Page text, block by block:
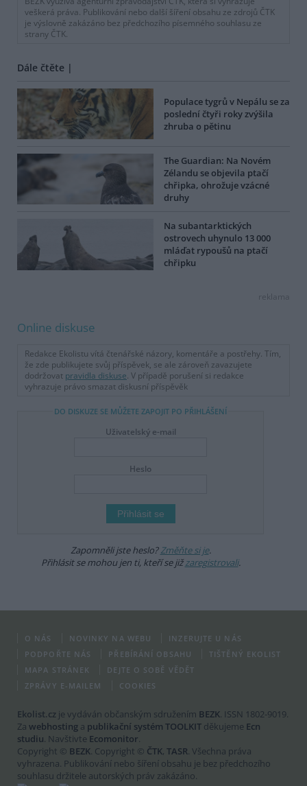
veškerá práva. Publikování nebo další šíření obsahu ze zdrojů ČTK
je výslovně zakázáno bez předchozího písemného souhlasu ze
strany ČTK.
Dále čtěte |
Populace tygrů v Nepálu se za
poslední čtyři roky zvýšila
zhruba o pětinu
The Guardian: Na Novém
Zélandu se objevila ptačí
chřipka, ohrožuje vzácné
druhy
Na subantarktických
ostrovech uhynulo 13 000
mláďat rypoušů na ptačí
chřipku
reklama
Online diskuse
Redakce Ekolistu vítá čtenářské názory, komentáře a postřehy. Tím,
že zde publikujete svůj příspěvek, se ale zároveň zavazujete
dodržovat pravidla diskuse. V případě porušení si redakce
vyhrazuje právo smazat diskusní příspěvěk
DO DISKUZE SE MŮŽETE ZAPOJIT PO PŘIHLÁŠENÍ
Uživatelský e-mail
Heslo
Zapomněli jste heslo?Změňte si je.
Přihlásit se mohou jen ti, kteří se jižzaregistrovali.
O NÁS NOVINKY NA WEBU
INZERUJTE U NÁS
PODPOŘTE NÁS
PŘEBÍRÁNÍ OBSAHU
TIŠTĚNÝ EKOLIST
MAPA STRÁNEK
DEJTE O SOBĚ VĚDĚT
ZPRÁVY E-MAILEM
COOKIES
Ekolist.cz je vydáván občanským sdružením BEZK. ISSN 1802-9019.
Za webhosting a publikační systém TOOLKIT děkujeme Ecn
studiu. Navštivte Ecomonitor.
Copyright © BEZK. Copyright © ČTK, TASR. Všechna práva
vyhrazena. Publikování nebo šíření obsahu je bez předchozího
souhlasu držitele autorských práv zakázáno.